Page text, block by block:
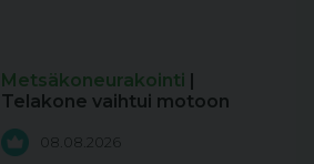
Metsäkoneurakointi |
Telakone vaihtui motoon
08.08.2026